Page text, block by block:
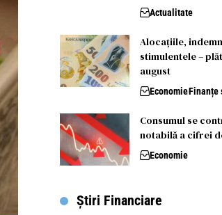
Actualitate
Alocațiile,
stimulentele –
august
EconomieFinanțe
Consumul se
notabilă a cifrei
Economie
Știri Financiare